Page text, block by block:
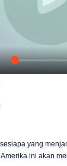
yang
ini akan